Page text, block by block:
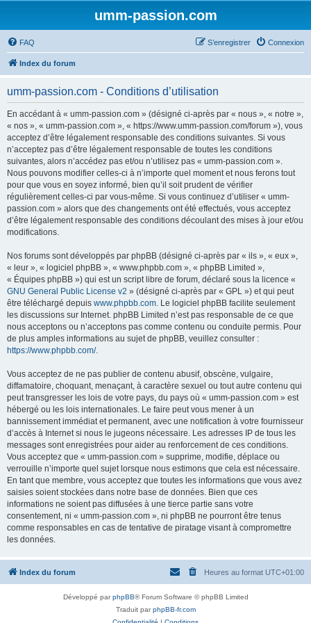
umm-passion.com
FAQ Connexion
S’enregistrer
Index du forum
umm-passion.com - Conditions d’utilisation
En accédant à « umm-passion.com » (désigné ci-après par « nous », « notre »,
« nos », « umm-passion.com », « https://www.umm-passion.com/forum »), vous
acceptez d’être légalement responsable des conditions suivantes. Si vous
n’acceptez pas d’être légalement responsable de toutes les conditions
suivantes, alors n’accédez pas et/ou n’utilisez pas « umm-passion.com ».
Nous pouvons modifier celles-ci à n’importe quel moment et nous ferons tout
pour que vous en soyez informé, bien qu’il soit prudent de vérifier
régulièrement celles-ci par vous-même. Si vous continuez d’utiliser « umm-
passion.com » alors que des changements ont été effectués, vous acceptez
d’être légalement responsable des conditions découlant des mises à jour et/ou
modifications.
Nos forums sont développés par phpBB (désigné ci-après par « ils », « eux »,
« leur », « logiciel phpBB », « www.phpbb.com », « phpBB Limited »,
« Équipes phpBB ») qui est un script libre de forum, déclaré sous la licence «
GNU General Public License v2 » (désigné ci-après par « GPL ») et qui peut
être téléchargé depuis www.phpbb.com. Le logiciel phpBB facilite seulement
les discussions sur Internet. phpBB Limited n’est pas responsable de ce que
nous acceptons ou n’acceptons pas comme contenu ou conduite permis. Pour
de plus amples informations au sujet de phpBB, veuillez consulter :
https://www.phpbb.com/.
Vous acceptez de ne pas publier de contenu abusif, obscène, vulgaire,
diffamatoire, choquant, menaçant, à caractère sexuel ou tout autre contenu qui
peut transgresser les lois de votre pays, du pays où « umm-passion.com » est
hébergé ou les lois internationales. Le faire peut vous mener à un
bannissement immédiat et permanent, avec une notification à votre fournisseur
d’accès à Internet si nous le jugeons nécessaire. Les adresses IP de tous les
messages sont enregistrées pour aider au renforcement de ces conditions.
Vous acceptez que « umm-passion.com » supprime, modifie, déplace ou
verrouille n’importe quel sujet lorsque nous estimons que cela est nécessaire.
En tant que membre, vous acceptez que toutes les informations que vous avez
saisies soient stockées dans notre base de données. Bien que ces
informations ne soient pas diffusées à une tierce partie sans votre
consentement, ni « umm-passion.com », ni phpBB ne pourront être tenus
comme responsables en cas de tentative de piratage visant à compromettre
les données.
Index du forum Heures au format UTC+01:00
Développé parphpBB® Forum Software © phpBB Limited
Traduit parphpBB-fr.com